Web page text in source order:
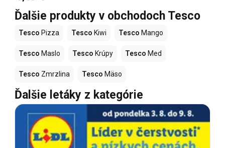
Ďalšie produkty v obchodoch Tesco
Tesco Pizza Tesco Kiwi Tesco Mango
Tesco Maslo Tesco Krúpy Tesco Med
Tesco Zmrzlina Tesco Mäso
Ďalšie letáky z kategórie